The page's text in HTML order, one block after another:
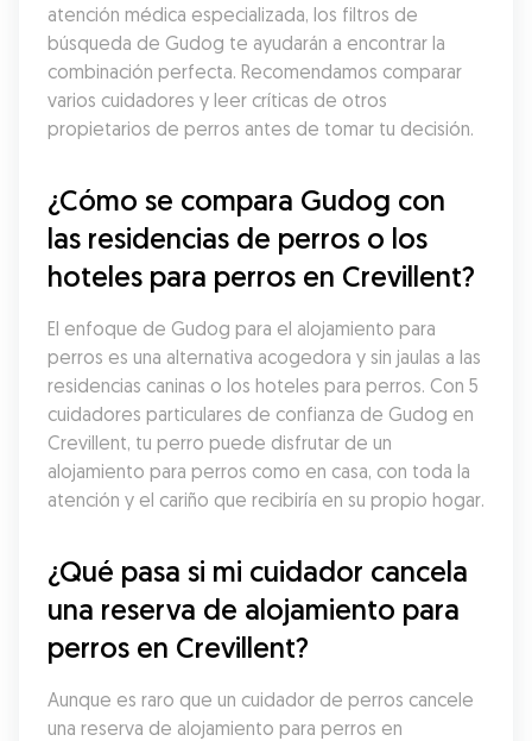
atención médica especializada, los filtros de
búsqueda de Gudog te ayudarán a encontrar la
combinación perfecta. Recomendamos comparar
varios cuidadores y leer críticas de otros
propietarios de perros antes de tomar tu decisión.
¿Cómo se compara Gudog con
las residencias de perros o los
hoteles para perros en Crevillent?
El enfoque de Gudog para el alojamiento para
perros es una alternativa acogedora y sin jaulas a las
residencias caninas o los hoteles para perros. Con 5
cuidadores particulares de confianza de Gudog en
Crevillent, tu perro puede disfrutar de un
alojamiento para perros como en casa, con toda la
atención y el cariño que recibiría en su propio hogar.
¿Qué pasa si mi cuidador cancela
una reserva de alojamiento para
perros en Crevillent?
Aunque es raro que un cuidador de perros cancele
una reserva de alojamiento para perros en